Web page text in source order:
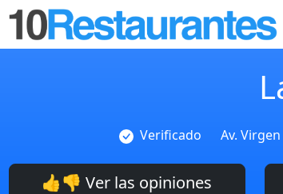
Verificado Av.
👍👎 Ver las opiniones